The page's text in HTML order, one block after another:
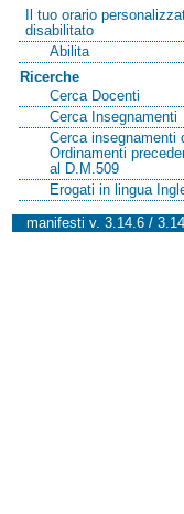
Il tuo orario
disabilitato
Abilita
Ricerche
Cerca Docenti
Cerca Insegnamenti
Cerca insegnamenti
Ordinamenti
al D.M.509
Erogati in lingua
manifesti v. 3.14.6 /